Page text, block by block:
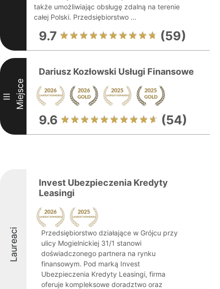
także umożliwiając obsługę zdalną na terenie
całej Polski. Przedsiębiorstwo ...
9.7 (59)
III Miejsce
Dariusz Kozłowski Usługi Finansowe
9.6 (54)
Laureaci
Invest Ubezpieczenia Kredyty
Leasingi
Przedsiębiorstwo działające w Grójcu przy
ulicy Mogielnickiej 31/1 stanowi
doświadczonego partnera na rynku
finansowym. Pod marką Invest
Ubezpieczenia Kredyty Leasingi, firma
oferuje kompleksowe doradztwo oraz